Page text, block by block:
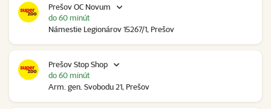
Prešov OC Novum
Námestie Legionárov 15267/1, Prešov
do 60 minút
Prešov Stop Shop
Arm. gen. Svobodu 21, Prešov
do 60 minút